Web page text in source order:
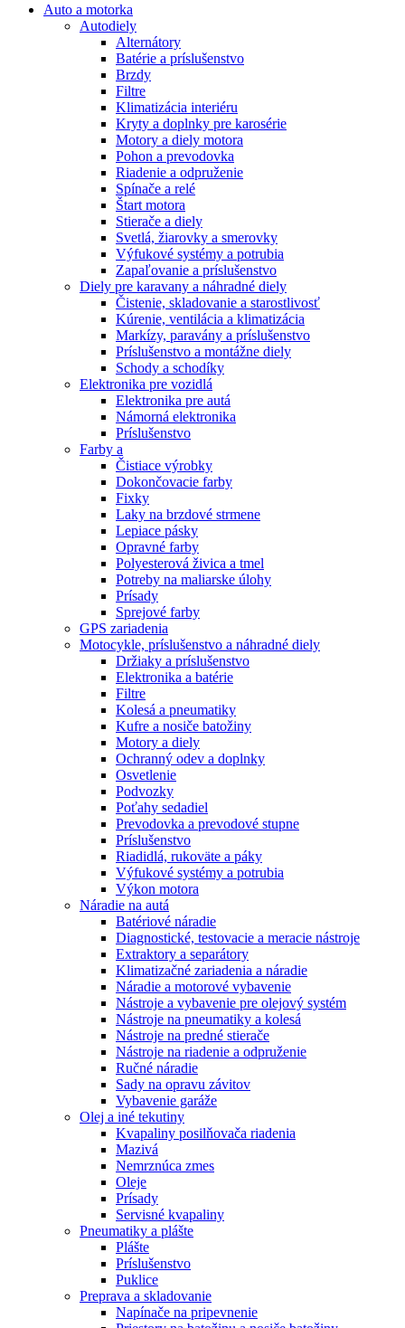
Auto a motorka
Autodiely
Alternátory
Batérie a príslušenstvo
Brzdy
Filtre
Klimatizácia interiéru
Kryty a doplnky pre karosérie
Motory a diely motora
Pohon a prevodovka
Riadenie a odpruženie
Spínače a relé
Štart motora
Stierače a diely
Svetlá, žiarovky a smerovky
Výfukové systémy a potrubia
Zapaľovanie a príslušenstvo
Diely pre karavany a náhradné diely
Čistenie, skladovanie a starostlivosť
Kúrenie, ventilácia a klimatizácia
Markízy, paravány a príslušenstvo
Príslušenstvo a montážne diely
Schody a schodíky
Elektronika pre vozidlá
Elektronika pre autá
Námorná elektronika
Príslušenstvo
Farby a
Čistiace výrobky
Dokončovacie farby
Fixky
Laky na brzdové strmene
Lepiace pásky
Opravné farby
Polyesterová živica a tmel
Potreby na maliarske úlohy
Prísady
Sprejové farby
GPS zariadenia
Motocykle, príslušenstvo a náhradné diely
Držiaky a príslušenstvo
Elektronika a batérie
Filtre
Kolesá a pneumatiky
Kufre a nosiče batožiny
Motory a diely
Ochranný odev a doplnky
Osvetlenie
Podvozky
Poťahy sedadiel
Prevodovka a prevodové stupne
Príslušenstvo
Riadidlá, rukoväte a páky
Výfukové systémy a potrubia
Výkon motora
Náradie na autá
Batériové náradie
Diagnostické, testovacie a meracie nástroje
Extraktory a separátory
Klimatizačné zariadenia a náradie
Náradie a motorové vybavenie
Nástroje a vybavenie pre olejový systém
Nástroje na pneumatiky a kolesá
Nástroje na predné stierače
Nástroje na riadenie a odpruženie
Ručné náradie
Sady na opravu závitov
Vybavenie garáže
Olej a iné tekutiny
Kvapaliny posilňovača riadenia
Mazivá
Nemrznúca zmes
Oleje
Prísady
Servisné kvapaliny
Pneumatiky a plášte
Plášte
Príslušenstvo
Puklice
Preprava a skladovanie
Napínače na pripevnenie